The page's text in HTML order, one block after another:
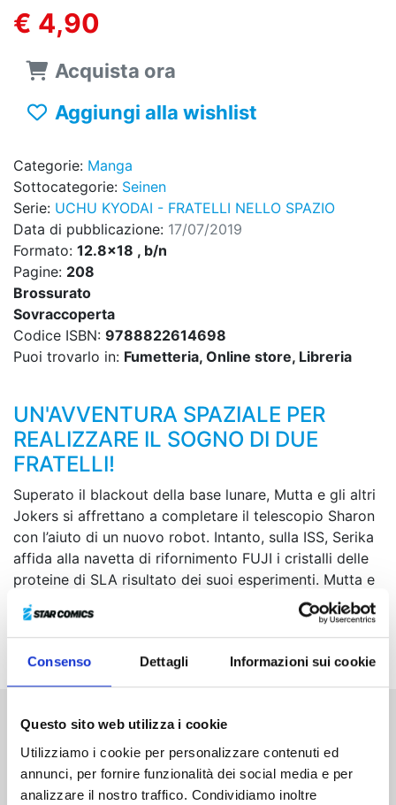
Consenso Dettagli Informazioni sui cookie
Questo sito web utilizza i cookie
Utilizziamo i cookie per personalizzare contenuti ed
annunci, per fornire funzionalità dei social media e per
analizzare il nostro traffico. Condividiamo inoltre
€ 4,90
Acquista ora
Aggiungi alla wishlist
Categorie: Manga
Sottocategorie: Seinen
Serie: UCHU KYODAI - FRATELLI NELLO SPAZIO
Data di pubblicazione: 17/07/2019
Formato: 12.8x18 , b/n
Pagine: 208
Brossurato
Sovraccoperta
Codice ISBN: 9788822614698
Puoi trovarlo in: Fumetteria, Online store, Libreria
UN'AVVENTURA SPAZIALE PER
REALIZZARE IL SOGNO DI DUE
FRATELLI!
Superato il blackout della base lunare, Mutta e gli altri
Jokers si affrettano a completare il telescopio Sharon
con l’aiuto di un nuovo robot. Intanto, sulla ISS, Serika
affida alla navetta di rifornimento FUJI i cristalli delle
proteine di SLA risultato dei suoi esperimenti. Mutta e
Serika, da luoghi diversi, uno sulla luna, l’altra sulla ISS,
rivolgono entrambi i propri pensieri a una persona
rimasta sulla terra...
Altri volumi della serie